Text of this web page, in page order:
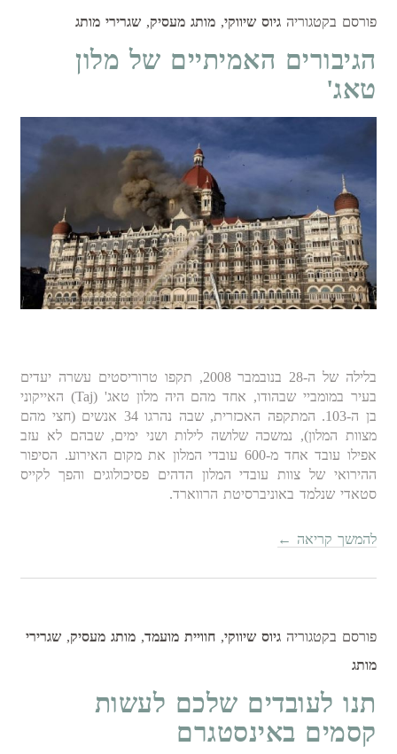
פורסם בקטגוריהגיוס שיווקי,מותג מעסיק,שגרירי מותג
הגיבורים האמיתיים של מלון
טאג'
בלילה של ה-28 בנובמבר 2008, תקפו טרוריסטים עשרה יעדים
בעיר במומביי שבהודו, אחד מהם היה מלון טאג' (Taj) האייקוני
בן ה-103. המתקפה האכזרית, שבה נהרגו 34 אנשים (חצי מהם
מצוות המלון), נמשכה שלושה לילות ושני ימים, שבהם לא עזב
אפילו עובד אחד מ-600 עובדי המלון את מקום האירוע. הסיפור
ההירואי של צוות עובדי המלון הדהים פסיכולוגים והפך לקייס
סטאדי שנלמד באוניברסיטת הרווארד.
להמשך קריאה ←
פורסם בקטגוריהגיוס שיווקי,חוויית מועמד,מותג מעסיק,שגרירי
מותג
תנו לעובדים שלכם לעשות
קסמים באינסטגרם